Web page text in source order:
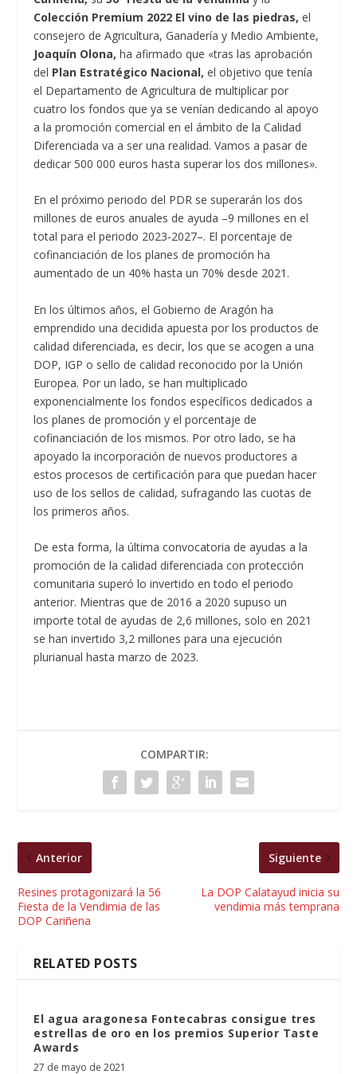
Colección Premium 2022 El vino de las piedras, el
consejero de Agricultura, Ganadería y Medio Ambiente,
Joaquín Olona,ha afirmado que «tras las aprobación
del Plan Estratégico Nacional, el objetivo que tenía
el Departamento de Agricultura de multiplicar por
cuatro los fondos que ya se venían dedicando al apoyo
a la promoción comercial en el ámbito de la Calidad
Diferenciada va a ser una realidad. Vamos a pasar de
dedicar 500 000 euros hasta superar los dos millones».
En el próximo periodo del PDR se superarán los dos
millones de euros anuales de ayuda –9 millones en el
total para el periodo 2023-2027–. El porcentaje de
cofinanciación de los planes de promoción ha
aumentado de un 40% hasta un 70% desde 2021.
En los últimos años, el Gobierno de Aragón ha
emprendido una decidida apuesta por los productos de
calidad diferenciada, es decir, los que se acogen a una
DOP, IGP o sello de calidad reconocido por la Unión
Europea. Por un lado, se han multiplicado
exponencialmente los fondos específicos dedicados a
los planes de promoción y el porcentaje de
cofinanciación de los mismos. Por otro lado, se ha
apoyado la incorporación de nuevos productores a
estos procesos de certificación para que puedan hacer
uso de los sellos de calidad, sufragando las cuotas de
los primeros años.
De esta forma, la última convocatoria de ayudas a la
promoción de la calidad diferenciada con protección
comunitaria superó lo invertido en todo el periodo
anterior. Mientras que de 2016 a 2020 supuso un
importe total de ayudas de 2,6 millones, solo en 2021
se han invertido 3,2 millones para una ejecución
plurianual hasta marzo de 2023.
COMPARTIR:
Anterior
Resines protagonizará la 56
Fiesta de la Vendimia de las
DOP Cariñena
Siguiente
La DOP Calatayud inicia su
vendimia más temprana
RELATED POSTS
El agua aragonesa Fontecabras consigue tres
estrellas de oro en los premios Superior Taste
Awards
27 de mayo de 2021